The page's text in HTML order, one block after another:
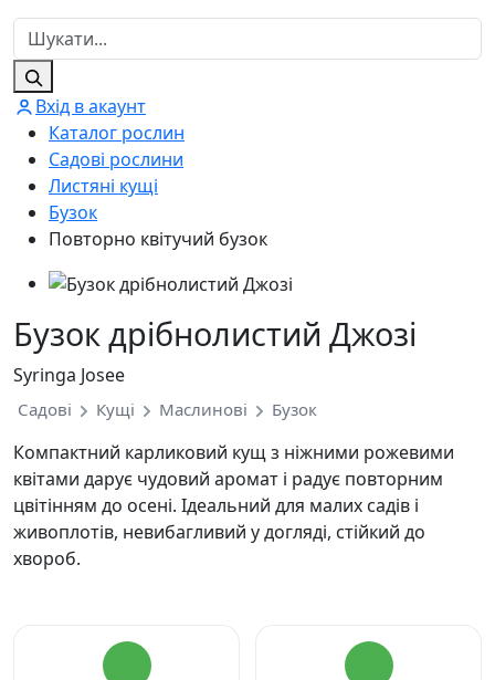
Вхід в акаунт
Каталог рослин
Садові рослини
Листяні кущі
Бузок
Повторно квітучий бузок
Бузок дрібнолистий Джозі
Syringa Josee
Садові Кущі Маслинові Бузок
Компактний карликовий кущ з ніжними рожевими
квітами дарує чудовий аромат і радує повторним
цвітінням до осені. Ідеальний для малих садів і
живоплотів, невибагливий у догляді, стійкий до
хвороб.